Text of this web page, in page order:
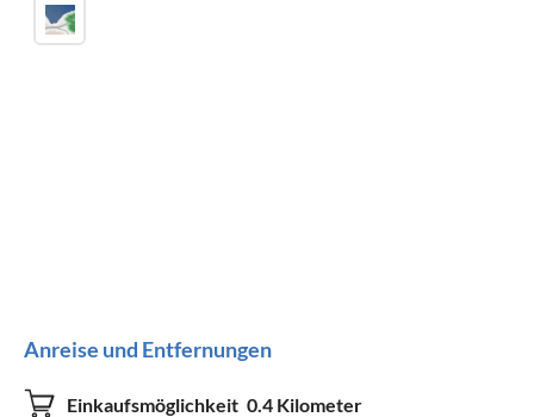
Anreise und Entfernungen
Einkaufsmöglichkeit 0.4 Kilometer